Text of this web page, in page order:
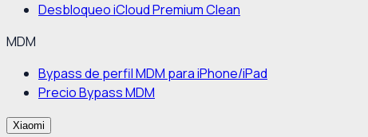
Desbloqueo iCloud Premium Clean
MDM
Bypass de perfil MDM para iPhone/iPad
Precio Bypass MDM
Xiaomi